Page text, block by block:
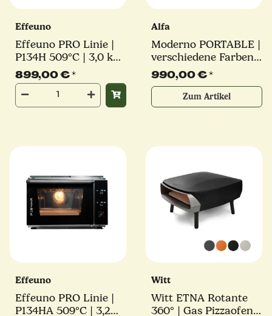
Effeuno
Effeuno PRO Linie |
P134H 509°C | 3,0 kW
| inkl. original
Effeuno-Stein |
Elektro Pizzaofen
899,00 €*
Alfa
Moderno PORTABLE |
verschiedene Farben |
Gasofen | Alfa Forni
990,00 €*
Zum Artikel
Effeuno
Effeuno PRO Linie |
P134HA 509°C | 3,2
Witt
Witt ETNA Rotante
360° | Gas Pizzaofen |